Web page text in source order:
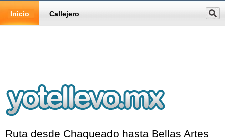
Inicio Callejero
Ruta desde Chaqueado hasta Bellas Artes